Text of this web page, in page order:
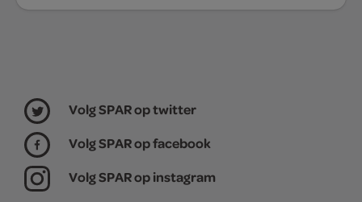
Volg SPAR op twitter
Volg SPAR op facebook
Volg SPAR op instagram